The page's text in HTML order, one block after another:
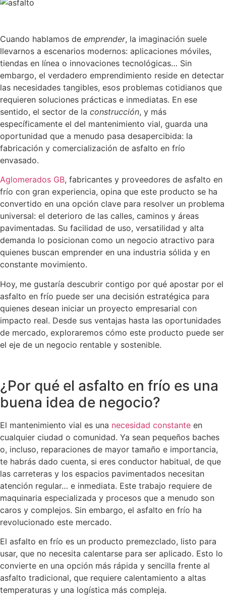
Cuando hablamos de emprender, la imaginación suele
llevarnos a escenarios modernos: aplicaciones móviles,
tiendas en línea o innovaciones tecnológicas… Sin
embargo, el verdadero emprendimiento reside en detectar
las necesidades tangibles, esos problemas cotidianos que
requieren soluciones prácticas e inmediatas. En ese
sentido, el sector de la construcción, y más
específicamente el del mantenimiento vial, guarda una
oportunidad que a menudo pasa desapercibida: la
fabricación y comercialización de asfalto en frío
envasado.
Aglomerados GB, fabricantes y proveedores de asfalto en
frío con gran experiencia, opina que este producto se ha
convertido en una opción clave para resolver un problema
universal: el deterioro de las calles, caminos y áreas
pavimentadas. Su facilidad de uso, versatilidad y alta
demanda lo posicionan como un negocio atractivo para
quienes buscan emprender en una industria sólida y en
constante movimiento.
Hoy, me gustaría descubrir contigo por qué apostar por el
asfalto en frío puede ser una decisión estratégica para
quienes desean iniciar un proyecto empresarial con
impacto real. Desde sus ventajas hasta las oportunidades
de mercado, exploraremos cómo este producto puede ser
el eje de un negocio rentable y sostenible.
¿Por qué el asfalto en frío es una
buena idea de negocio?
El mantenimiento vial es una necesidad constante en
cualquier ciudad o comunidad. Ya sean pequeños baches
o, incluso, reparaciones de mayor tamaño e importancia,
te habrás dado cuenta, si eres conductor habitual, de que
las carreteras y los espacios pavimentados necesitan
atención regular… e inmediata. Este trabajo requiere de
maquinaria especializada y procesos que a menudo son
caros y complejos. Sin embargo, el asfalto en frío ha
revolucionado este mercado.
El asfalto en frío es un producto premezclado, listo para
usar, que no necesita calentarse para ser aplicado. Esto lo
convierte en una opción más rápida y sencilla frente al
asfalto tradicional, que requiere calentamiento a altas
temperaturas y una logística más compleja.